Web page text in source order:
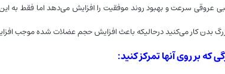
عروقی سرعت و بهبود روند موفقیت را افزایش می‌دهد اما فقط به
بدن کار می‌کنید درحالیکه باعث افزایش حجم عضلات شده موجب
که بر روی آنها تمرکز کنید: